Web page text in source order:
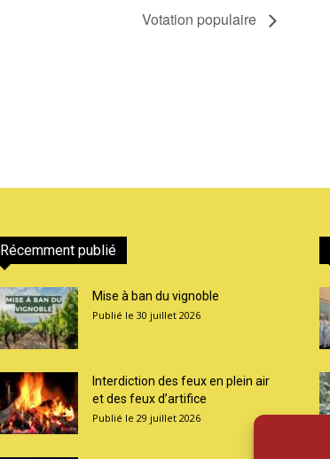
Votation populaire
Récemment publié
Mise à ban du vignoble
30 juillet 2026
Interdiction des feux en plein air
et des feux d’artifice
29 juillet 2026